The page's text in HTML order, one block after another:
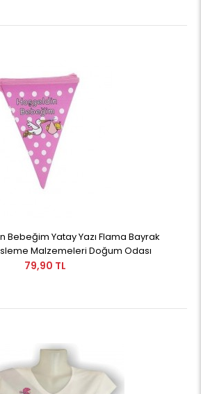
Bebeğim Yatay Yazı Flama Bayrak
Malzemeleri Doğum Odası
79,90 TL